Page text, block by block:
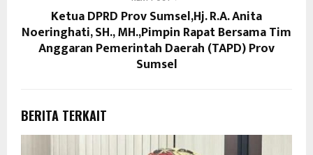
Ketua DPRD Prov Sumsel,Hj. R.A. Anita
Noeringhati, SH., MH.,Pimpin Rapat Bersama Tim
Anggaran Pemerintah Daerah (TAPD) Prov
Sumsel
BERITA TERKAIT